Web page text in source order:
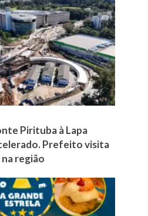
Pirituba à Lapa
Prefeito visita
região